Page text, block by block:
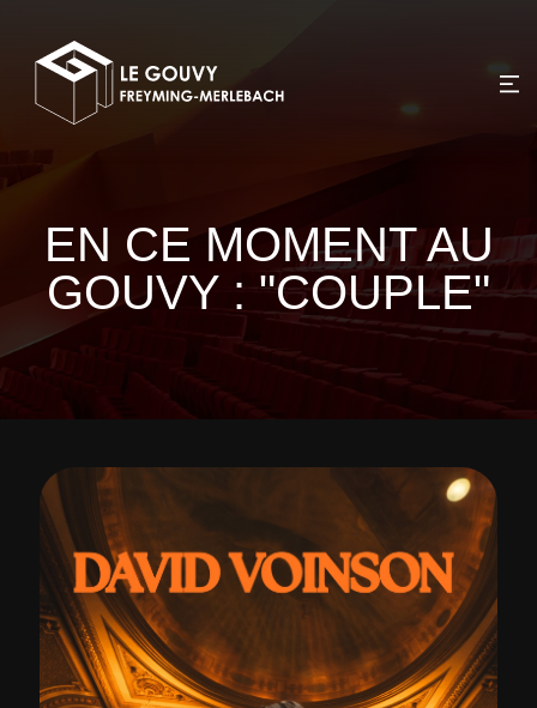
EN CE MOMENT AU
GOUVY : "COUPLE"